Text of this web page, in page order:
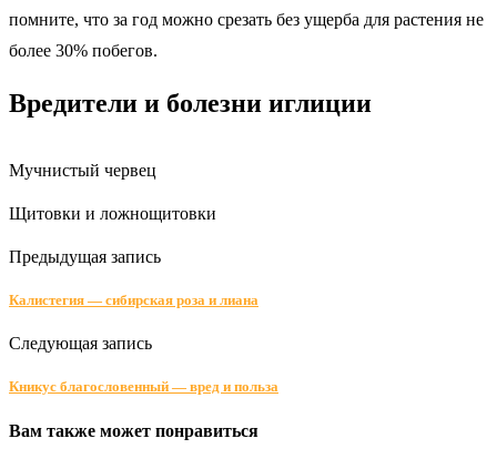
помните, что за год можно срезать без ущерба для растения не
более 30% побегов.
Вредители и болезни иглиции
Мучнистый червец
Щитовки и ложнощитовки
Предыдущая запись
Калистегия — сибирская роза и лиана
Следующая запись
Кникус благословенный — вред и польза
Вам также может понравиться